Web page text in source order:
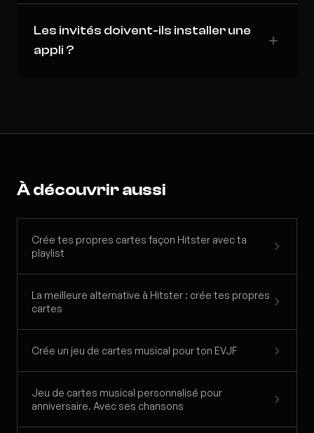
Les invités doivent-ils installer une
appli ?
À découvrir aussi
Crée tes propres cartes façon Hitster avec ta
playlist
La meilleure alternative à Hitster : crée tes propres
cartes
Crée un jeu de cartes musical pour ton EVJF
Jeu de cartes musical personnalisé pour
anniversaire. Avec ses chansons